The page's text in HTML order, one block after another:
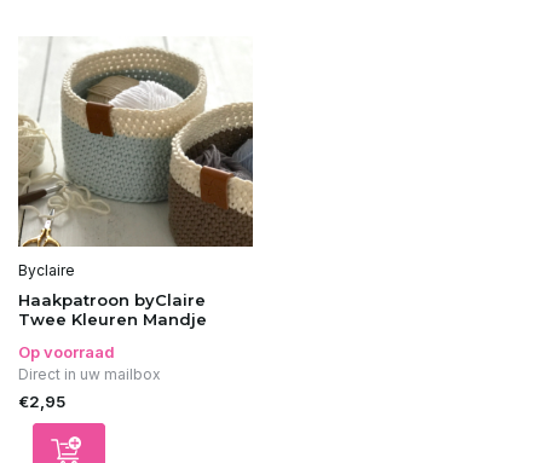
Byclaire
Haakpatroon byClaire
Twee Kleuren Mandje
Op voorraad
Direct in uw mailbox
€2,95